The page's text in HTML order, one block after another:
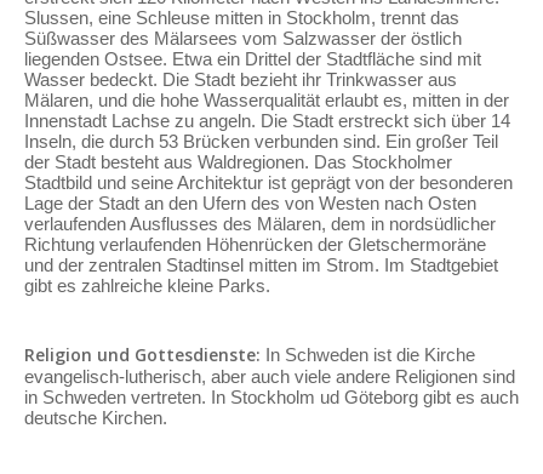
Slussen, eine Schleuse mitten in Stockholm, trennt das
Süßwasser des Mälarsees vom Salzwasser der östlich
liegenden Ostsee. Etwa ein Drittel der Stadtfläche sind mit
Wasser bedeckt. Die Stadt bezieht ihr Trinkwasser aus
Mälaren, und die hohe Wasserqualität erlaubt es, mitten in der
Innenstadt Lachse zu angeln. Die Stadt erstreckt sich über 14
Inseln, die durch 53 Brücken verbunden sind. Ein großer Teil
der Stadt besteht aus Waldregionen. Das Stockholmer
Stadtbild und seine Architektur ist geprägt von der besonderen
Lage der Stadt an den Ufern des von Westen nach Osten
verlaufenden Ausflusses des Mälaren, dem in nordsüdlicher
Richtung verlaufenden Höhenrücken der Gletschermoräne
und der zentralen Stadtinsel mitten im Strom. Im Stadtgebiet
gibt es zahlreiche kleine Parks.
Religion und Gottesdienste: In Schweden ist die Kirche
evangelisch-lutherisch, aber auch viele andere Religionen sind
in Schweden vertreten. In Stockholm ud Göteborg gibt es auch
deutsche Kirchen.